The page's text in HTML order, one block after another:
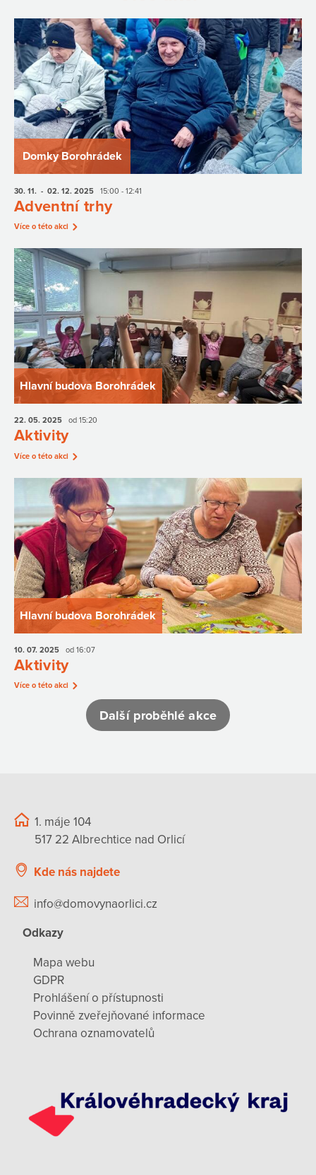
Domky Borohrádek
30. 11. - 02. 12. 2025 15:00 - 12:41
Adventní trhy
Více o této akci
Hlavní budova Borohrádek
22. 05. 2025 od 15:20
Aktivity
Více o této akci
Hlavní budova Borohrádek
10. 07. 2025 od 16:07
Aktivity
Více o této akci
Další proběhlé akce
1. máje 104
517 22 Albrechtice nad Orlicí
Kde nás najdete
info@domovynaorlici.cz
Odkazy
Mapa webu
GDPR
Prohlášení o přístupnosti
Povinně zveřejňované informace
Ochrana oznamovatelů